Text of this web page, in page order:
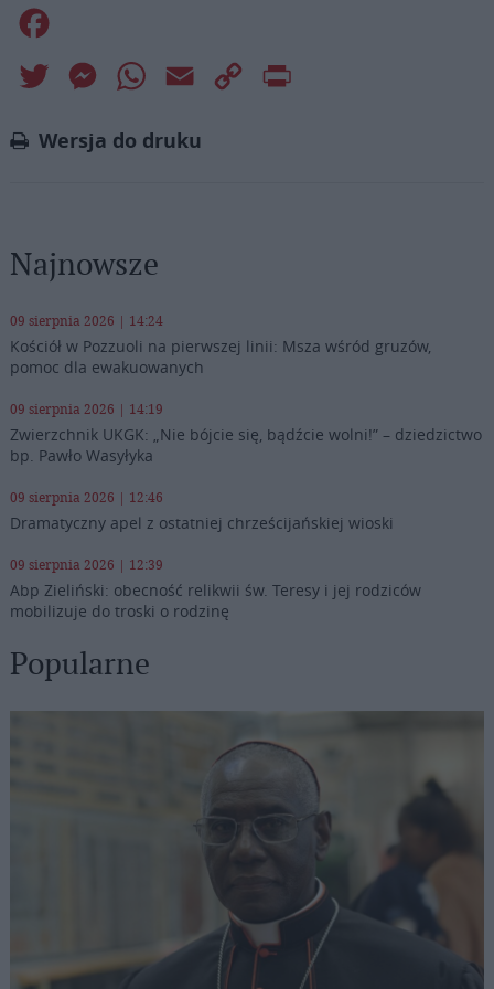
Twitter MessengerWhatsApp
Email
Copy
Wersja do druku
Najnowsze
09 sierpnia 2026 | 14:24
Kościół w Pozzuoli na pierwszej linii: Msza wśród gruzów,
pomoc dla ewakuowanych
09 sierpnia 2026 | 14:19
Zwierzchnik UKGK: „Nie bójcie się, bądźcie wolni!” – dziedzictwo
bp. Pawło Wasyłyka
09 sierpnia 2026 | 12:46
Dramatyczny apel z ostatniej chrześcijańskiej wioski
09 sierpnia 2026 | 12:39
Abp Zieliński: obecność relikwii św. Teresy i jej rodziców
mobilizuje do troski o rodzinę
Popularne